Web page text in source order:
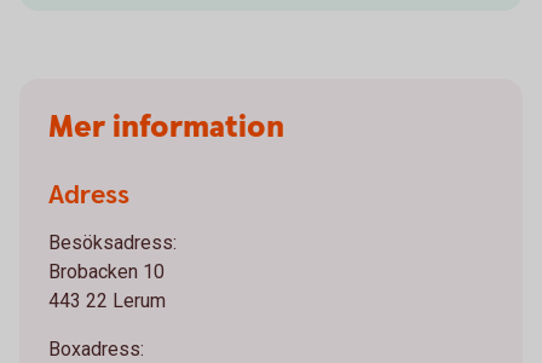
Mer information
Adress
Besöksadress:
Brobacken 10
443 22 Lerum
Boxadress: